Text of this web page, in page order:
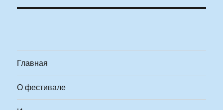
Главная
О фестивале